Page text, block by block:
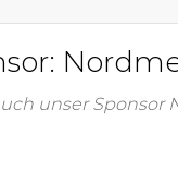
unser Sponsor